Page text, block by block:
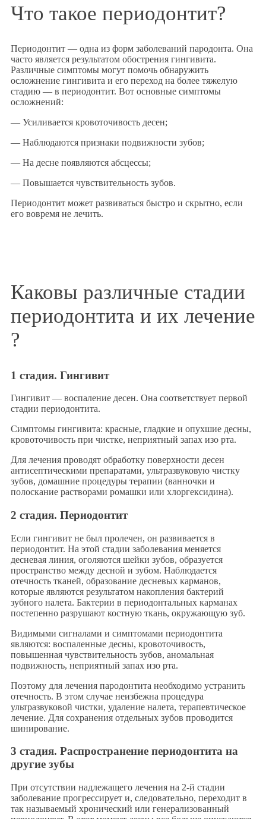
Что такое периодонтит?
Периодонтит — одна из форм заболеваний пародонта. Она
часто является результатом обострения гингивита.
Различные симптомы могут помочь обнаружить
осложнение гингивита и его переход на более тяжелую
стадию — в периодонтит. Вот основные симптомы
осложнений:
— Усиливается кровоточивость десен;
— Наблюдаются признаки подвижности зубов;
— На десне появляются абсцессы;
— Повышается чувствительность зубов.
Периодонтит может развиваться быстро и скрытно, если
его вовремя не лечить.
Каковы различные стадии
периодонтита и их лечение
?
1 стадия. Гингивит
Гингивит — воспаление десен. Она соответствует первой
стадии периодонтита.
Симптомы гингивита: красные, гладкие и опухшие десны,
кровоточивость при чистке, неприятный запах изо рта.
Для лечения проводят обработку поверхности десен
антисептическими препаратами, ультразвуковую чистку
зубов, домашние процедуры терапии (ванночки и
полоскание растворами ромашки или хлоргексидина).
2 стадия. Периодонтит
Если гингивит не был пролечен, он развивается в
периодонтит. На этой стадии заболевания меняется
десневая линия, оголяются шейки зубов, образуется
пространство между десной и зубом. Наблюдается
отечность тканей, образование десневых карманов,
которые являются результатом накопления бактерий
зубного налета. Бактерии в периодонтальных карманах
постепенно разрушают костную ткань, окружающую зуб.
Видимыми сигналами и симптомами периодонтита
являются: воспаленные десны, кровоточивость,
повышенная чувствительность зубов, аномальная
подвижность, неприятный запах изо рта.
Поэтому для лечения пародонтита необходимо устранить
отечность. В этом случае неизбежна процедура
ультразвуковой чистки, удаление налета, терапевтическое
лечение. Для сохранения отдельных зубов проводится
шинирование.
3 стадия. Распространение периодонтита на
другие зубы
При отсутствии надлежащего лечения на 2-й стадии
заболевание прогрессирует и, следовательно, переходит в
так называемый хронический или генерализованный